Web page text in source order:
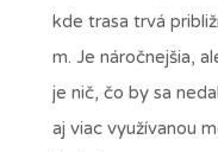
kde trasa trvá
m. Je náročnejšia,
je nič, čo by sa
aj viac využívanou